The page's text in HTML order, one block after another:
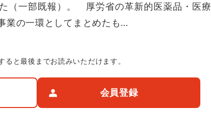
（一部既報）。 厚労省の革新的医薬品・医療
業の一環としてまとめたも…
ると最後までお読みいただけます。
会員登録